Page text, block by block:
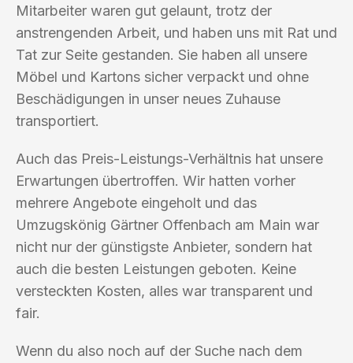
Mitarbeiter waren gut gelaunt, trotz der
anstrengenden Arbeit, und haben uns mit Rat und
Tat zur Seite gestanden. Sie haben all unsere
Möbel und Kartons sicher verpackt und ohne
Beschädigungen in unser neues Zuhause
transportiert.
Auch das Preis-Leistungs-Verhältnis hat unsere
Erwartungen übertroffen. Wir hatten vorher
mehrere Angebote eingeholt und das
Umzugskönig Gärtner Offenbach am Main war
nicht nur der günstigste Anbieter, sondern hat
auch die besten Leistungen geboten. Keine
versteckten Kosten, alles war transparent und
fair.
Wenn du also noch auf der Suche nach dem